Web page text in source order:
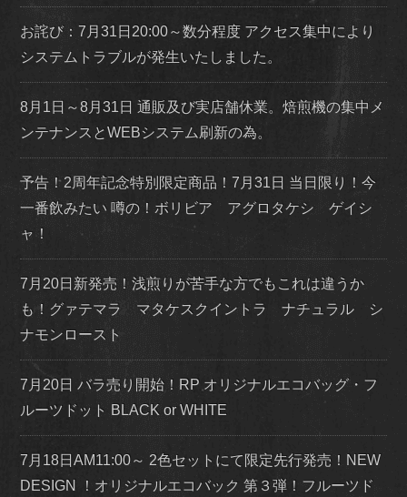
お詫び：7月31日20:00～数分程度 アクセス集中により
システムトラブルが発生いたしました。
8月1日～8月31日 通販及び実店舗休業。焙煎機の集中メ
ンテナンスとWEBシステム刷新の為。
予告！2周年記念特別限定商品！7月31日 当日限り！今
一番飲みたい 噂の！ボリビア アグロタケシ ゲイシ
ャ！
7月20日新発売！浅煎りが苦手な方でもこれは違うか
も！グァテマラ マタケスクイントラ ナチュラル シ
ナモンロースト
7月20日 バラ売り開始！RP オリジナルエコバッグ・フ
ルーツドット BLACK or WHITE
7月18日AM11:00～ 2色セットにて限定先行発売！NEW
DESIGN ！オリジナルエコバック 第３弾！フルーツド